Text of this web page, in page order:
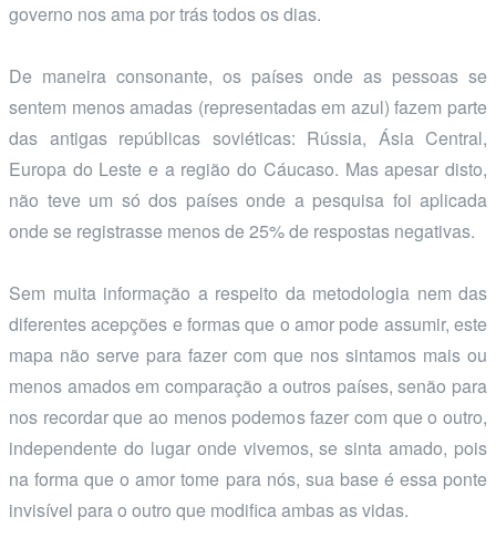
governo nos ama por trás todos os dias.
De maneira consonante, os países onde as pessoas se
sentem menos amadas (representadas em azul) fazem parte
das antigas repúblicas soviéticas: Rússia, Ásia Central,
Europa do Leste e a região do Cáucaso. Mas apesar disto,
não teve um só dos países onde a pesquisa foi aplicada
onde se registrasse menos de 25% de respostas negativas.
Sem muita informação a respeito da metodologia nem das
diferentes acepções e formas que o amor pode assumir, este
mapa não serve para fazer com que nos sintamos mais ou
menos amados em comparação a outros países, senão para
nos recordar que ao menos podemos fazer com que o outro,
independente do lugar onde vivemos, se sinta amado, pois
na forma que o amor tome para nós, sua base é essa ponte
invisível para o outro que modifica ambas as vidas.